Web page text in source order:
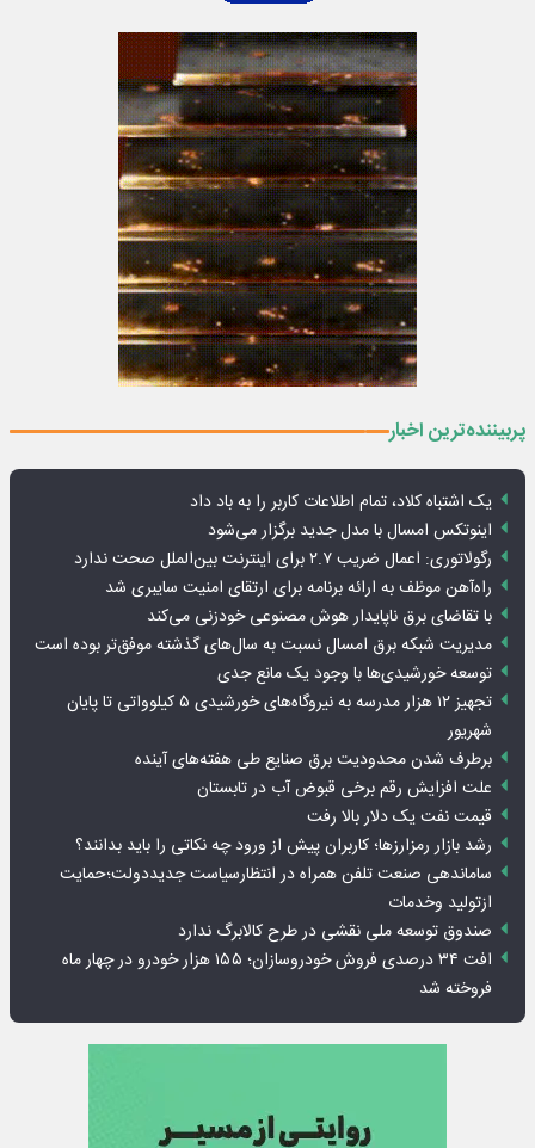
پربیننده‌ترین اخبار
یک اشتباه کلاد، تمام اطلاعات کاربر را به باد داد
اینوتکس امسال با مدل جدید برگزار می‌شود
رگولاتوری: اعمال ضریب ۲.۷ برای اینترنت بین‌الملل صحت ندارد
راه‌آهن موظف به ارائه برنامه برای ارتقای امنیت سایبری شد
با تقاضای برق ناپایدار هوش مصنوعی خودزنی می‌کند
مدیریت شبکه برق امسال نسبت به سال‌های گذشته موفق‌تر بوده است
توسعه خورشیدی‌ها با وجود یک مانع جدی
تجهیز ۱۲ هزار مدرسه به نیروگاه‌های خورشیدی ۵ کیلوواتی تا پایان
شهریور
برطرف شدن محدودیت‌ برق صنایع طی هفته‌های آینده
علت افزایش رقم برخی قبوض آب در تابستان
قیمت نفت یک دلار بالا رفت
رشد بازار رمزارزها؛ کاربران پیش از ورود چه نکاتی را باید بدانند؟
ساماندهی صنعت تلفن همراه در انتظارسیاست جدیددولت؛حمایت
ازتولید وخدمات
صندوق توسعه ملی نقشی در طرح کالابرگ ندارد
افت ۳۴ درصدی فروش خودروسازان؛ ۱۵۵ هزار خودرو در چهار ماه
فروخته شد